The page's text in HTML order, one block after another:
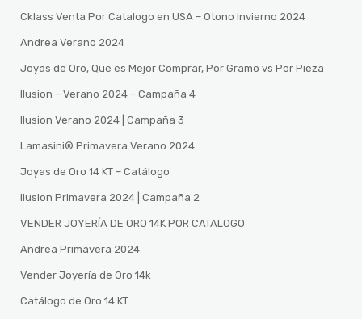
Cklass Venta Por Catalogo en USA – Otono Invierno 2024
Andrea Verano 2024
Joyas de Oro, Que es Mejor Comprar, Por Gramo vs Por Pieza
Ilusion – Verano 2024 – Campaña 4
Ilusion Verano 2024 | Campaña 3
Lamasini®️ Primavera Verano 2024
Joyas de Oro 14 KT – Catálogo
Ilusion Primavera 2024 | Campaña 2
VENDER JOYERÍA DE ORO 14K POR CATALOGO
Andrea Primavera 2024
Vender Joyería de Oro 14k
Catálogo de Oro 14 KT